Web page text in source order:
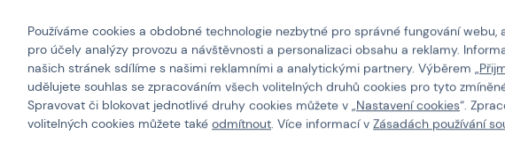
Kód: 502169
354 Kč
Koupit
Kód: V-503118
850 Kč 510 Kč
Koupit
Používáme cookies a obdobné technologie nezbytné pro správné fungování webu,
pro účely analýzy provozu a návštěvnosti a personalizaci obsahu a reklamy.
našich stránek sdílíme s našimi reklamními a analytickými partnery. Výběrem „
udělujete souhlas se zpracováním všech volitelných druhů cookies pro tyto
Spravovat či blokovat jednotlivé druhy cookies můžete v „Nastavení cookies“.
volitelných cookies můžete také odmítnout. Více informací v Zásadách používání